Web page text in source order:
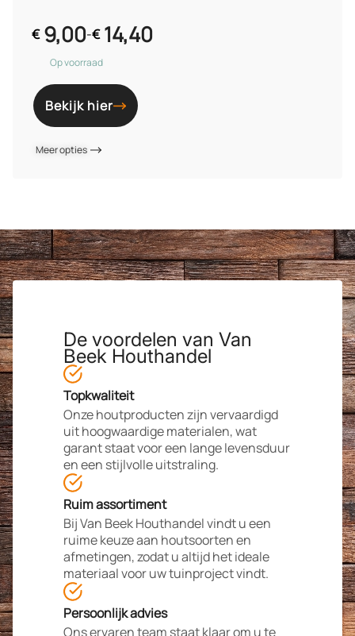
€9,00-€14,40
Op voorraad
Bekijk hier
Meer opties
De voordelen van Van
Beek Houthandel
Topkwaliteit
Onze houtproducten zijn vervaardigd
uit hoogwaardige materialen, wat
garant staat voor een lange levensduur
en een stijlvolle uitstraling.
Ruim assortiment
Bij Van Beek Houthandel vindt u een
ruime keuze aan houtsoorten en
afmetingen, zodat u altijd het ideale
materiaal voor uw tuinproject vindt.
Persoonlijk advies
Ons ervaren team staat klaar om u te